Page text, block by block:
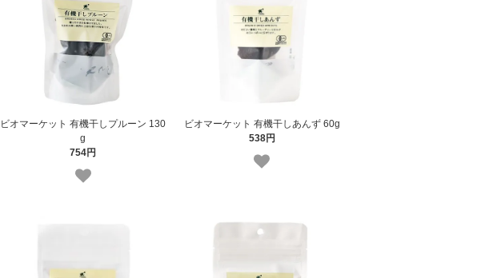
ビオマーケット 有機干しプルーン 130
g
754円
ビオマーケット 有機干しあんず 60g
538円